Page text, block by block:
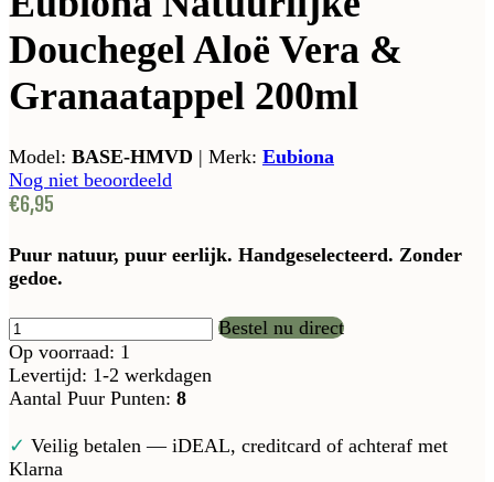
Douchegel Aloë Vera &
Granaatappel 200ml
Model: BASE-HMVD | Merk: Eubiona
Nog niet beoordeeld
€6,95
Puur natuur, puur eerlijk. Handgeselecteerd. Zonder
gedoe.
Bestel nu direct
Op voorraad: 1
Levertijd: 1-2 werkdagen
Aantal Puur Punten: 8
✓ Veilig betalen — iDEAL, creditcard of achteraf met
Klarna